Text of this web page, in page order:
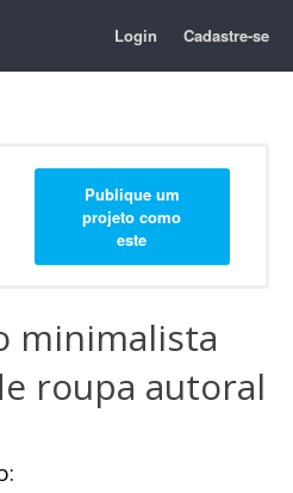
Login Cadastre-se
Publique um
projeto como
este
minimalista
roupa autoral